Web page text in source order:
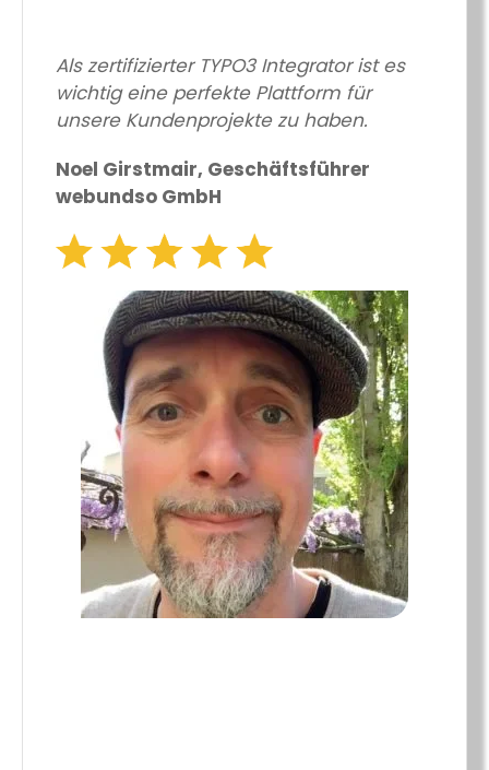
Als zertifizierter TYPO3 Integrator ist es
wichtig eine perfekte Plattform für
unsere Kundenprojekte zu haben.
Noel Girstmair, Geschäftsführer
webundso GmbH